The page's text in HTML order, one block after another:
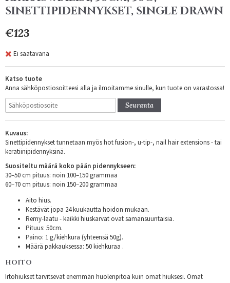
SINETTIPIDENNYKSET, SINGLE DRAWN
€123
Ei saatavana
Katso tuote
Anna sähköpostiosoitteesi alla ja ilmoitamme sinulle, kun tuote on varastossa!
Seuranta
Kuvaus:
Sinettipidennykset tunnetaan myös hot fusion-, u-tip-, nail hair extensions - tai
keratiinipidennyksinä.
Suositeltu määrä koko pään pidennykseen:
30–50 cm pituus: noin 100–150 grammaa
60–70 cm pituus: noin 150–200 grammaa
Aito hius.
Kestävät jopa 24 kuukautta hoidon mukaan.
Remy-laatu - kaikki hiuskarvat ovat samansuuntaisia.
Pituus: 50cm.
Paino: 1 g/kiehkura (yhteensä 50g).
Määrä pakkauksessa: 50 kiehkuraa .
HOITO
Irtohiukset tarvitsevat enemmän huolenpitoa kuin omat hiuksesi. Omat